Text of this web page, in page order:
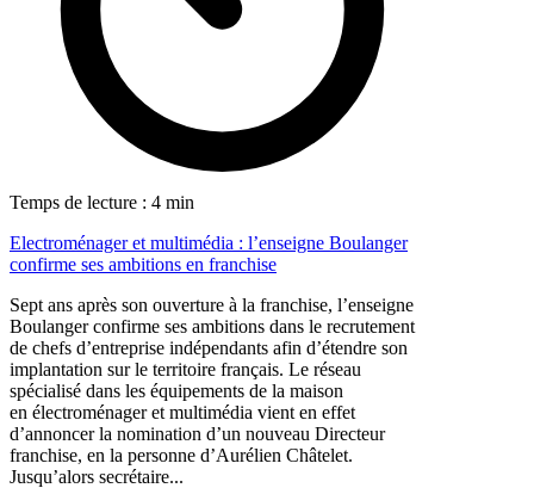
Temps de lecture : 4 min
Electroménager et multimédia : l’enseigne Boulanger
confirme ses ambitions en franchise
Sept ans après son ouverture à la franchise, l’enseigne
Boulanger confirme ses ambitions dans le recrutement
de chefs d’entreprise indépendants afin d’étendre son
implantation sur le territoire français. Le réseau
spécialisé dans les équipements de la maison
en électroménager et multimédia vient en effet
d’annoncer la nomination d’un nouveau Directeur
franchise, en la personne d’Aurélien Châtelet.
Jusqu’alors secrétaire...